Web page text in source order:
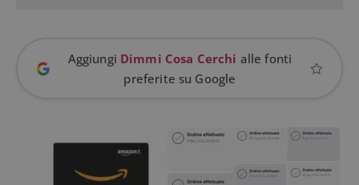
Aggiungi Dimmi Cosa Cerchi alle fonti
preferite su Google